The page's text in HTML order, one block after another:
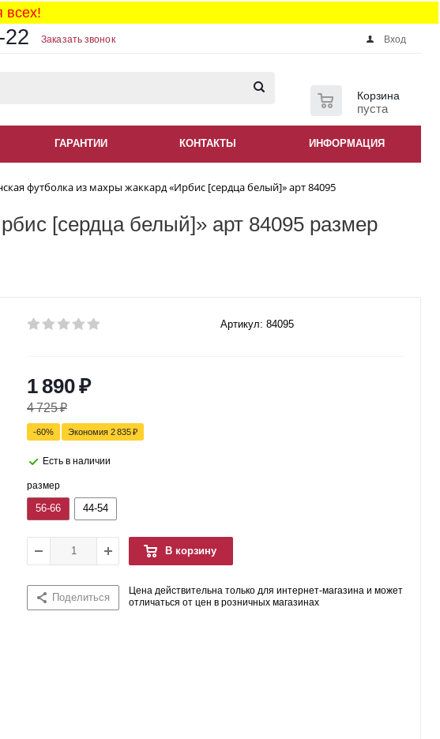
всех!
22 Заказать звонок Вход
Корзина
пуста
ГАРАНТИИ КОНТАКТЫ ИНФОРМАЦИЯ
футболка из махры жаккард «Ирбис [сердца белый]» арт 84095
[сердца белый]» арт 84095 размер
Артикул: 84095
1 890₽
4 725₽
-60% Экономия 2 835₽
Есть в наличии
размер
56-66 44-54
В корзину
Поделиться
Цена действительна только для интернет-магазина и может
отличаться от цен в розничных магазинах